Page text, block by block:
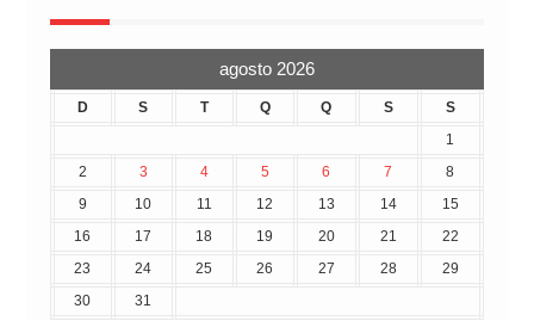
agosto 2026
D S T Q Q S
S
1
2
3 4 5 6 7
8
9
10 11 12 13 14
15
16
17 18 19 20 21
22
23
24 25 26 27 28
29
30
31